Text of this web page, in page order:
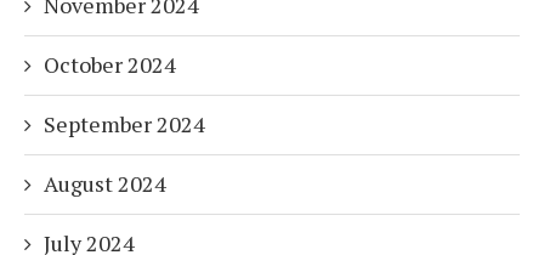
October 2024
September 2024
August 2024
July 2024